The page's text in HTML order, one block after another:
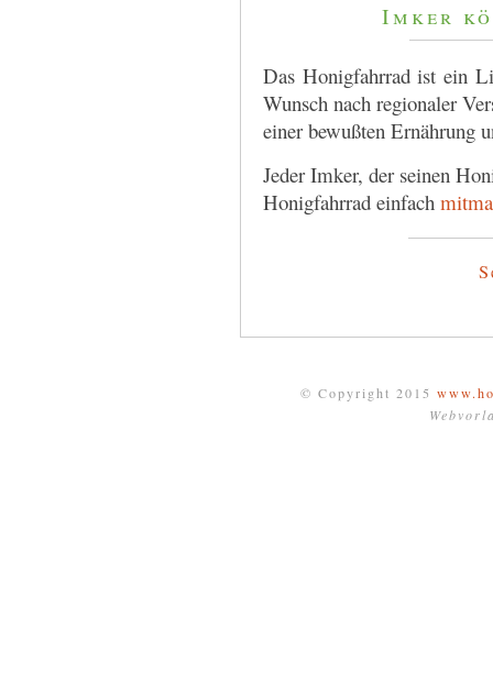
Imker
Das Honigfahrrad ist ein
Wunsch nach regionaler
einer bewußten Ernährung
Jeder Imker, der seinen
Honigfahrrad einfach
© Copyright 2015